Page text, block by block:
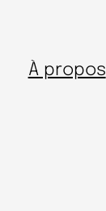
À propos